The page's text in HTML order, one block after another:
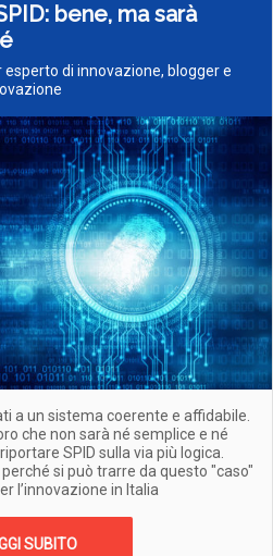
bene, ma sarà
di innovazione, blogger e
a un sistema coerente e affidabile.
che non sarà né semplice e né
SPID sulla via più logica.
si può trarre da questo "caso"
l’innovazione in Italia
SUBITO